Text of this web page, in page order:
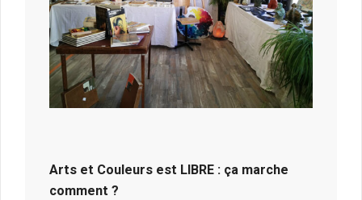
Arts et Couleurs est LIBRE : ça marche
comment ?